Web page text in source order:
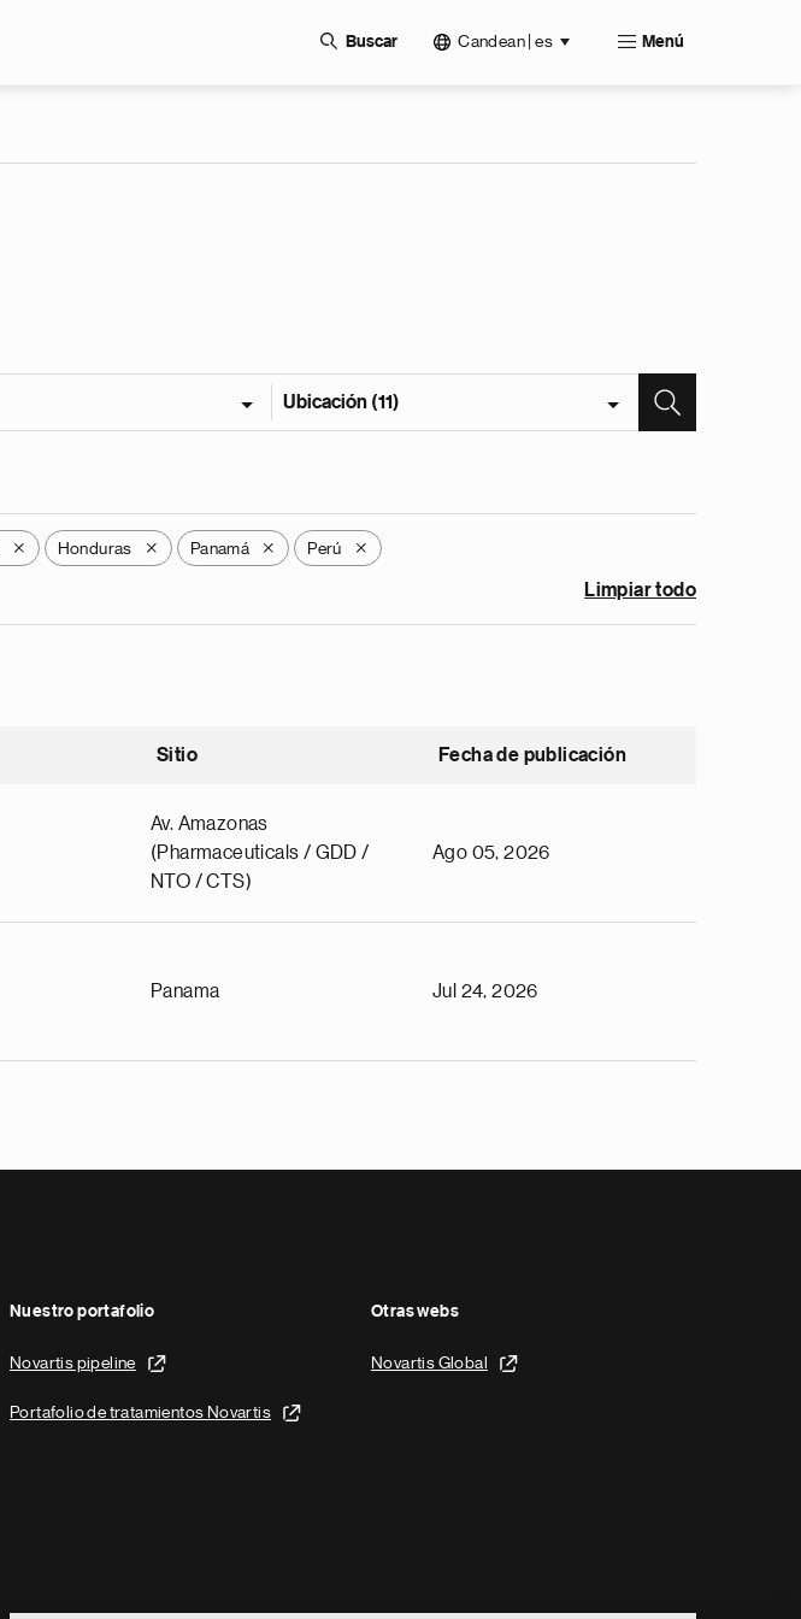
Buscar Candean | es Menú
Ubicación (11)
X Honduras X Panamá X Perú X
Limpiar todo
Sitio Fecha de publicación
Av. Amazonas
(Pharmaceuticals / GDD /
NTO / CTS)
Ago 05, 2026
Panama Jul 24, 2026
Nuestro portafolio
Novartis pipeline
Portafolio de tratamientos Novartis
Otras webs
Novartis Global